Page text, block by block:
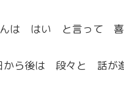
んは はい と言って 喜
から後は 段々と 話が